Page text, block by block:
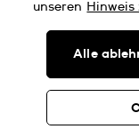
© SWATCH AG
unseren Hinweis
Alle